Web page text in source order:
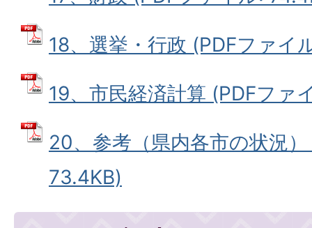
18、選挙・行政 (PDFファイ
19、市民経済計算 (PDFファ
20、参考（県内各市の状況
73.4KB)